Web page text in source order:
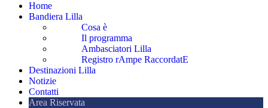
Home
Bandiera Lilla
Cosa è
Il programma
Ambasciatori Lilla
Registro rAmpe RaccordatE
Destinazioni Lilla
Notizie
Contatti
Area Riservata